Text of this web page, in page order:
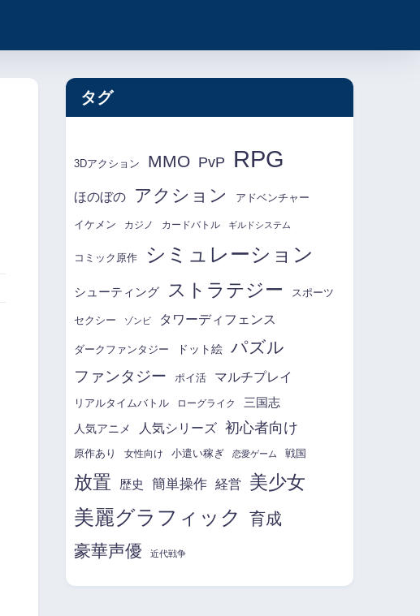
タグ
3Dアクション MMO PvP RPG
ほのぼの アクション アドベンチャー
イケメン カジノ カードバトル ギルドシステム
コミック原作 シミュレーション
シューティング ストラテジー スポーツ
セクシー ゾンビ タワーディフェンス
ダークファンタジー ドット絵 パズル
ファンタジー ポイ活 マルチプレイ
リアルタイムバトル ローグライク 三国志
人気アニメ 人気シリーズ 初心者向け
原作あり 女性向け 小遣い稼ぎ 恋愛ゲーム 戦国
放置 歴史 簡単操作 経営 美少女
美麗グラフィック
育成
豪華声優
近代戦争